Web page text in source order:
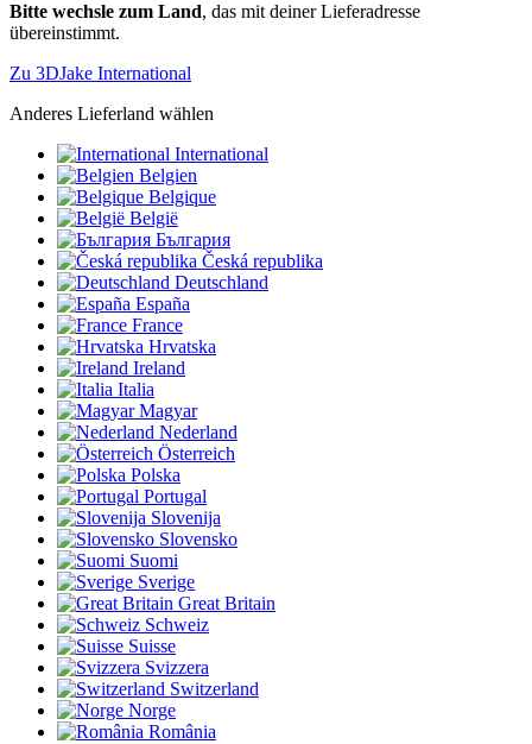
Bitte wechsle zum Land, das mit deiner Lieferadresse
übereinstimmt.
Zu 3DJake International
Anderes Lieferland wählen
International
Belgien
Belgique
België
България
Česká republika
Deutschland
España
France
Hrvatska
Ireland
Italia
Magyar
Nederland
Österreich
Polska
Portugal
Slovenija
Slovensko
Suomi
Sverige
Great Britain
Schweiz
Suisse
Svizzera
Switzerland
Norge
România